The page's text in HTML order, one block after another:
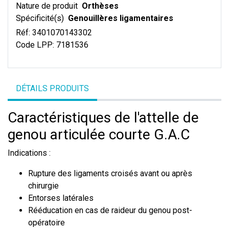
Nature de produit Orthèses
Spécificité(s) Genouillères ligamentaires
Réf: 3401070143302
Code LPP: 7181536
DÉTAILS PRODUITS
Caractéristiques de l'attelle de
genou articulée courte G.A.C
Indications :
Rupture des ligaments croisés avant ou après
chirurgie
Entorses latérales
Rééducation en cas de raideur du genou post-
opératoire